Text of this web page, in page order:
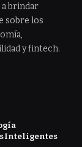
a brindar
sobre los
y fintech.
Inteligentes